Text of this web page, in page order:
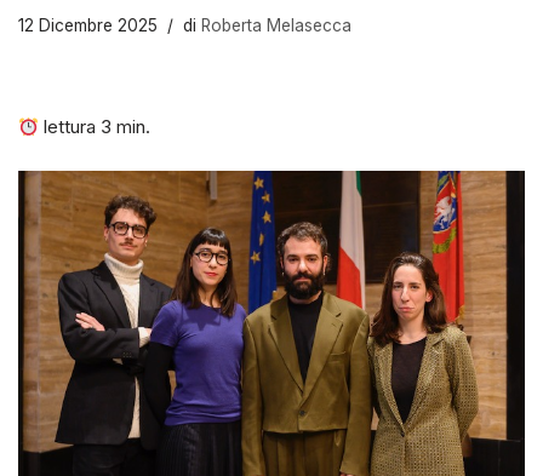
12 Dicembre 2025 di Roberta Melasecca
lettura 3 min.